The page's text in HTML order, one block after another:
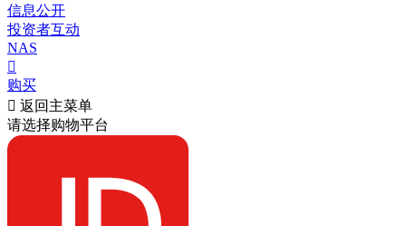
信息公开
投资者互动
NAS

购买
 返回主菜单
请选择购物平台